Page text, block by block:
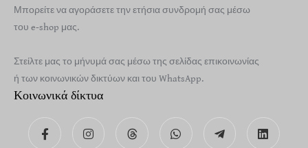
Μπορείτε να αγοράσετε την ετήσια συνδρομή σας μέσω
του e-shop μας.
Στείλτε μας το μήνυμά σας μέσω της σελίδας επικοινωνίας
ή των κοινωνικών δικτύων και του WhatsApp.
Κοινωνικά δίκτυα